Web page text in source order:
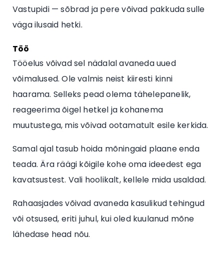
Vastupidi — sõbrad ja pere võivad pakkuda sulle
väga ilusaid hetki.
Töö
Tööelus võivad sel nädalal avaneda uued
võimalused. Ole valmis neist kiiresti kinni
haarama. Selleks pead olema tähelepanelik,
reageerima õigel hetkel ja kohanema
muutustega, mis võivad ootamatult esile kerkida.
Samal ajal tasub hoida mõningaid plaane enda
teada. Ära räägi kõigile kohe oma ideedest ega
kavatsustest. Vali hoolikalt, kellele mida usaldad.
Rahaasjades võivad avaneda kasulikud tehingud
või otsused, eriti juhul, kui oled kuulanud mõne
lähedase head nõu.